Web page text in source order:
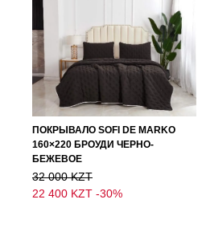
ПОКРЫВАЛО SOFI DE MARKO
160×220 БРОУДИ ЧЕРНО-
БЕЖЕВОЕ
32 000 KZT
22 400 KZT -30%